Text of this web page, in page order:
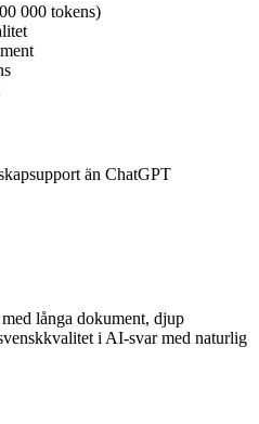
000 tokens)
än ChatGPT
långa dokument, djup
i AI-svar med naturlig